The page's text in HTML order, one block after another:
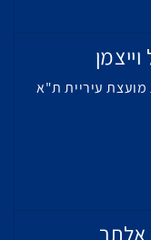
וייצמן
עיריית ת"א
אלתר